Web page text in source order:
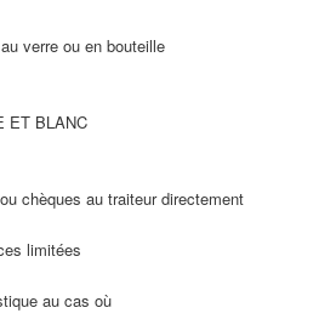
verre ou en bouteille
ET BLANC
chèques au traiteur directement
limitées
au cas où